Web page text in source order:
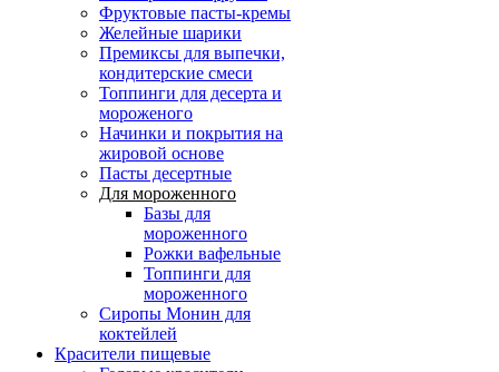
Фруктовые пасты-кремы
Желейные шарики
Премиксы для выпечки,
кондитерские смеси
Топпинги для десерта и
мороженого
Начинки и покрытия на
жировой основе
Пасты десертные
Для мороженного
Базы для
мороженного
Рожки вафельные
Топпинги для
мороженного
Сиропы Монин для
коктейлей
Красители пищевые